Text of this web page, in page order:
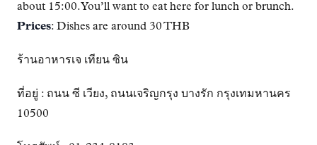
about 15:00. You’ll want to eat here for lunch or brunch.
Prices: Dishes are around 30 THB
ร้านอาหารเจ เทียน ซิน
ที่อยู่ : ถนน ซี เวียง, ถนนเจริญกรุง บางรัก กรุงเทมหานคร
10500